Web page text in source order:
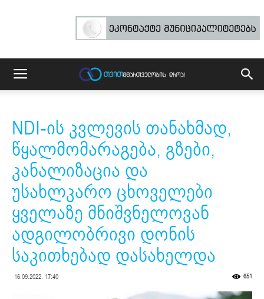
NDI-ის კვლევის თანახმად,
წყალმომარაგება, გზები,
კანალიზაცია და
უსახლკარო ცხოველები
ყველაზე მნიშვნელოვან
ადგილობრივი დონის
საკითხებად დასახელდა
16.09.2022. 17:40 651